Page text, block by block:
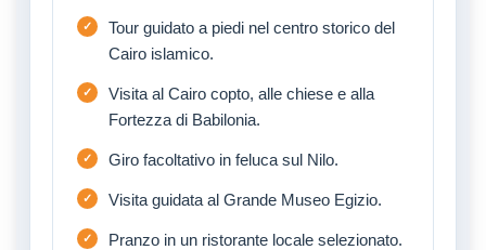
Tour guidato a piedi nel centro storico del
Cairo islamico.
Visita al Cairo copto, alle chiese e alla
Fortezza di Babilonia.
Giro facoltativo in feluca sul Nilo.
Visita guidata al Grande Museo Egizio.
Pranzo in un ristorante locale selezionato.